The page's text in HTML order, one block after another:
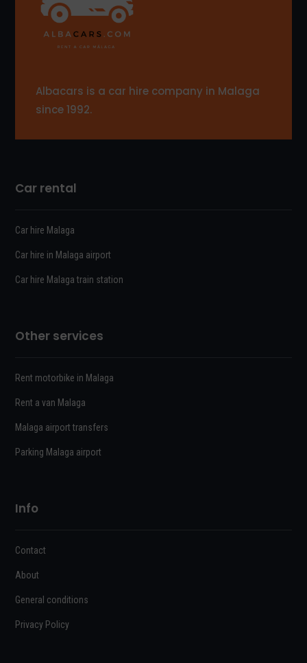
Albacars is a car hire company in Malaga
since 1992.
Car rental
Car hire Malaga
Car hire in Malaga airport
Car hire Malaga train station
Other services
Rent motorbike in Malaga
Rent a van Malaga
Malaga airport transfers
Parking Malaga airport
Info
Contact
About
General conditions
Privacy Policy